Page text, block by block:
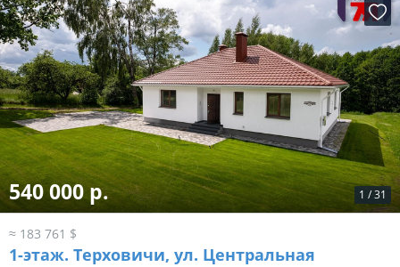
1 /31
540 000 р.
≈ 183 761 $
1-этаж. Терховичи, ул. Центральная